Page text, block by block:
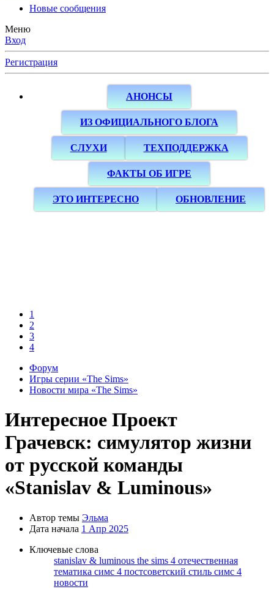
Новые сообщения
Меню
Вход
Регистрация
АНОНСЫ
ИЗ ОФИЦИАЛЬНОГО БЛОГА
СЛУХИ ТЕХПОДДЕРЖКА
ФАКТЫ ОБ ИГРЕ
ЭТО ИНТЕРЕСНО ОБНОВЛЕНИЕ
1
2
3
4
Форум
Игры серии «The Sims»
Новости мира «The Sims»
Интересное Проект
Грачевск: симулятор жизни
от русской команды
«Stanislav & Luminous»
Автор темы Эльма
Дата начала 1 Апр 2025
Ключевые слова
stanislav & luminous the sims 4 отечественная
тематика симс 4 постсоветский стиль симс 4
новости